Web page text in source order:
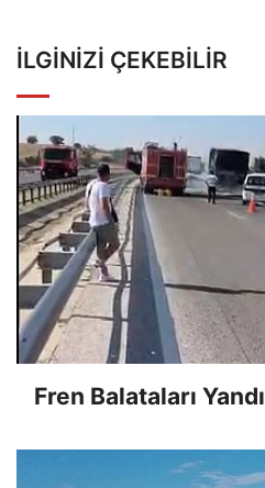
İLGINIZI ÇEKEBILIR
Fren Balataları Yandı